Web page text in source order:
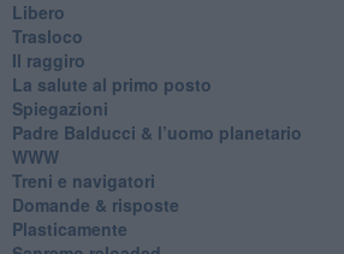
Libero
Trasloco
Il raggiro
​La salute al primo posto
Spiegazioni
Padre Balducci & l’uomo planetario
WWW
​Treni e navigatori
​Domande & risposte
​Plasticamente